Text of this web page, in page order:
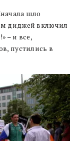
шло
диджей включил
– и все,
пустились в